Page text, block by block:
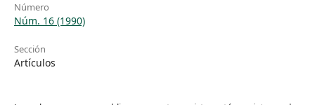
Número
Núm. 16 (1990)
Sección
Artículos